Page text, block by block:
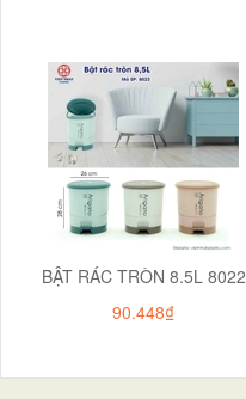
BẬT RÁC TRÒN 8.5L 8022
90.448₫